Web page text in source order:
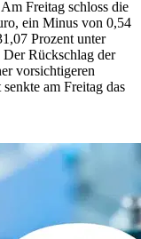
Freitag schloss die
ein Minus von 0,54
Prozent unter
Rückschlag der
vorsichtigeren
am Freitag das